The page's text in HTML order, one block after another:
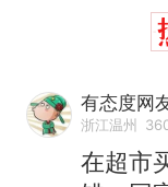
有态度网
浙江温州
在超市